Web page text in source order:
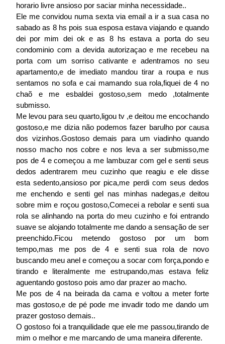
horario livre ansioso por saciar minha necessidade..
Ele me convidou numa sexta via email a ir a sua casa no
sabado as 8 hs pois sua esposa estava viajando e quando
dei por mim dei ok e as 8 hs estava a porta do seu
condominio com a devida autorizaçao e me recebeu na
porta com um sorriso cativante e adentramos no seu
apartamento,e de imediato mandou tirar a roupa e nus
sentamos no sofa e cai mamando sua rola,fiquei de 4 no
chaõ e me esbaldei gostoso,sem medo ,totalmente
submisso.
Me levou para seu quarto,ligou tv ,e deitou me encochando
gostoso,e me dizia não podemos fazer barulho por causa
dos vizinhos.Gostoso demais para um viadinho quando
nosso macho nos cobre e nos leva a ser submisso,me
pos de 4 e começou a me lambuzar com gel e senti seus
dedos adentrarem meu cuzinho que reagiu e ele disse
esta sedento,ansioso por pica,me perdi com seus dedos
me enchendo e senti gel nas minhas nadegas,e deitou
sobre mim e roçou gostoso,Comecei a rebolar e senti sua
rola se alinhando na porta do meu cuzinho e foi entrando
suave se alojando totalmente me dando a sensação de ser
preenchido.Ficou metendo gostoso por um bom
tempo,mas me pos de 4 e senti sua rola de novo
buscando meu anel e começou a socar com força,pondo e
tirando e literalmente me estrupando,mas estava feliz
aguentando gostoso pois amo dar prazer ao macho.
Me pos de 4 na beirada da cama e voltou a meter forte
mas gostoso,e de pé pode me invadir todo me dando um
prazer gostoso demais..
O gostoso foi a tranquilidade que ele me passou,tirando de
mim o melhor e me marcando de uma maneira diferente.